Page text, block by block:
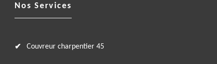
Nos Services
Couvreur charpentier 45